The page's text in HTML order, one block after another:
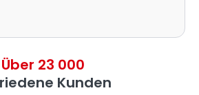
Über 23 000
Kunden